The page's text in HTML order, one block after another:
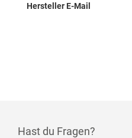
Hersteller E-Mail
Hast du Fragen?